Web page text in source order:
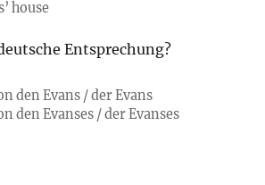
house
Entsprechung?
den Evans / der Evans
den Evanses / der Evanses